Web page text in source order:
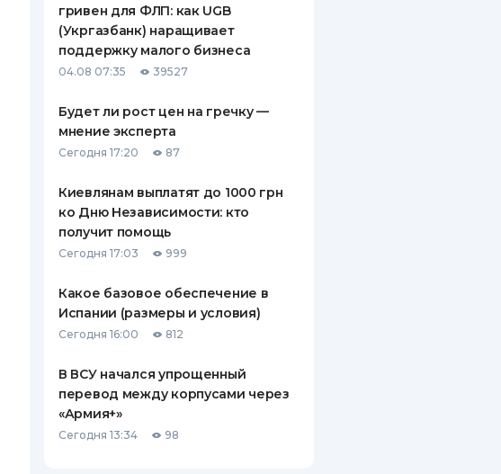
гривен для ФЛП: как UGB
(Укргазбанк) наращивает
поддержку малого бизнеса
04.08 07:35 39527
Будет ли рост цен на гречку —
мнение эксперта
Сегодня 17:20 87
Киевлянам выплатят до 1000 грн
ко Дню Независимости: кто
получит помощь
Сегодня 17:03 999
Какое базовое обеспечение в
Испании (размеры и условия)
Сегодня 16:00 812
В ВСУ начался упрощенный
перевод между корпусами через
«Армия+»
Сегодня 13:34 98